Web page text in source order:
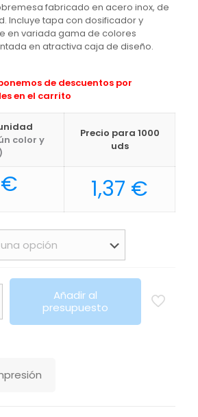
fabricado en acero inox, de
Incluye tapa con dosificador y
en variada gama de colores
en atractiva caja de diseño.
de descuentos por
en el carrito
color y
Precio para 1000
uds
€ 1,37 €
Añadir al
presupuesto